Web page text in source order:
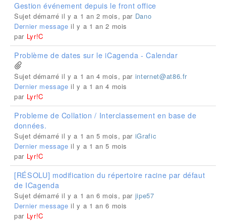
Gestion événement depuis le front office
Sujet démarré il y a 1 an 2 mois, par Dano
Dernier message il y a 1 an 2 mois
par Lyr!C
Problème de dates sur le iCagenda - Calendar
Sujet démarré il y a 1 an 4 mois, par internet@at86.fr
Dernier message il y a 1 an 4 mois
par Lyr!C
Probleme de Collation / Interclassement en base de
données.
Sujet démarré il y a 1 an 5 mois, par iGrafic
Dernier message il y a 1 an 5 mois
par Lyr!C
[RÉSOLU] modification du répertoire racine par défaut
de ICagenda
Sujet démarré il y a 1 an 6 mois, par jipe57
Dernier message il y a 1 an 6 mois
par Lyr!C